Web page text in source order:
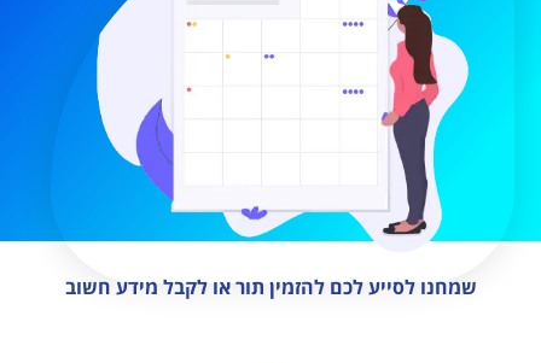
שמחנו לסייע לכם להזמין תור או לקבל מידע חשוב